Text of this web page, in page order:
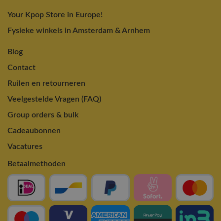
Your Kpop Store in Europe!
Fysieke winkels in Amsterdam & Arnhem
Blog
Contact
Ruilen en retourneren
Veelgestelde Vragen (FAQ)
Group orders & bulk
Cadeaubonnen
Vacatures
Betaalmethoden